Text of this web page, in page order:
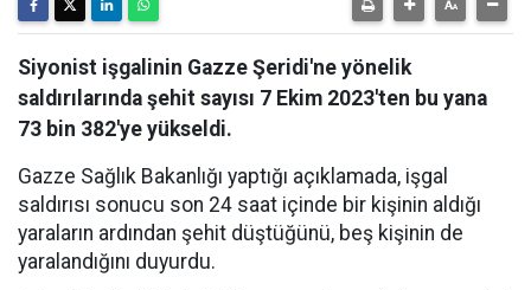
Siyonist işgalinin Gazze Şeridi'ne yönelik
saldırılarında şehit sayısı 7 Ekim 2023'ten bu yana
73 bin 382'ye yükseldi.
Gazze Sağlık Bakanlığı yaptığı açıklamada, işgal
saldırısı sonucu son 24 saat içinde bir kişinin aldığı
yaraların ardından şehit düştüğünü, beş kişinin de
yaralandığını duyurdu.